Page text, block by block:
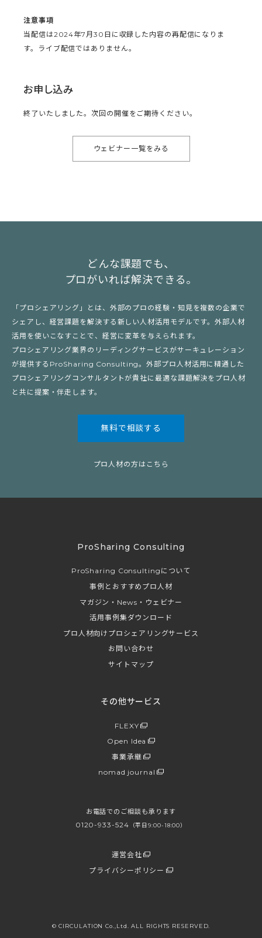
注意事項
当配信は2024年7月30日に収録した内容の再配信になりま
す。ライブ配信ではありません。
お申し込み
終了いたしました。次回の開催をご期待ください。
ウェビナー一覧をみる
どんな課題でも、
プロがいれば解決できる。
「プロシェアリング」とは、外部のプロの経験・知見を複数の企業で
シェアし、経営課題を解決する新しい人材活用モデルです。外部人材
活用を使いこなすことで、経営に変革を与えられます。
プロシェアリング業界のリーディングサービスがサーキュレーション
が提供するProSharing Consulting。外部プロ人材活用に精通した
プロシェアリングコンサルタントが貴社に最適な課題解決をプロ人材
と共に提案・伴走します。
無料で相談する
プロ人材の方はこちら
ProSharing Consulting
ProSharing Consultingについて
事例とおすすめプロ人材
マガジン・News・ウェビナー
活用事例集ダウンロード
プロ人材向けプロシェアリングサービス
お問い合わせ
サイトマップ
その他サービス
FLEXY
Open Idea
事業承継
nomad journal
お電話でのご相談も承ります
0120-933-524 （平日9:00-18:00）
運営会社
プライバシーポリシー
© CIRCULATION Co.,Ltd. ALL RIGHTS RESERVED.